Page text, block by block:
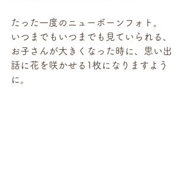
たった一度のニューボーンフォト。
いつまでもいつまでも見ていられる、
お子さんが大きくなった時に、思い出
話に花を咲かせる1枚になりますよう
に。